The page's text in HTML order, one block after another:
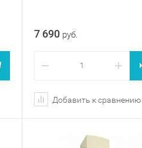
7 690 руб.
− +
Добавить к сравнению